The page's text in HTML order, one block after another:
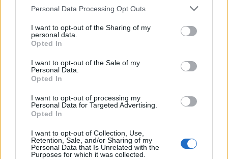
Please note that this website/app uses one or more Google
not limited to your visit or usage behaviour. You may click to
grant or deny consent to Google and its third-party tags to
use your data for below specified purposes in below Google
consent section.
Personal Data Processing Opt Outs
I want to opt-out of the Sharing of my
personal data.
Opted In
I want to opt-out of the Sale of my
Personal Data.
Opted In
I want to opt-out of processing my
Personal Data for Targeted Advertising.
Opted In
I want to opt-out of Collection, Use,
Retention, Sale, and/or Sharing of my
Personal Data that Is Unrelated with the
Purposes for which it was collected.
Ημ/νια Έκδοσης:07/02/2022
A/A:/ 2022
Κ2.Φάκελος Δράσεων-Άδεια-Αρχές-Δημόσιες
Σχέσεις-Φάκελος Κατασκήνωσης, ΜΔΥ,ΜΤ
Κλιμάκιο Οργάνωσης
13/03/2022
Τόπος Εκπαιδευσης 1
Μέθοδος Υλοποίησης: Εγχειρίδιο online
Ημ/νια Λήξης Αιτήσεων Συμμετοχής